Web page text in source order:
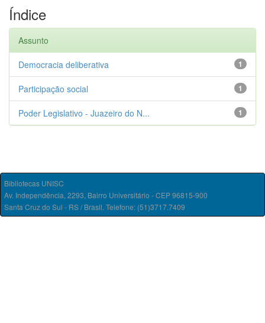
Índice
Assunto
1
Democracia deliberativa
1
Participação social
1
Poder Legislativo - Juazeiro do N...
Bibliotecas UNISC
Av. Independência, 2293, Bairro Universitário - CEP 96815-900
Santa Cruz do Sul - RS / Brasil. Telefone: (51)3717.7409